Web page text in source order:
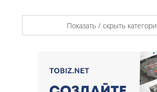
Показать / скрыть